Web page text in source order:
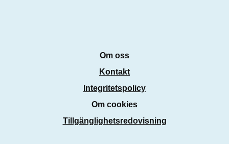
Om oss
Kontakt
Integritetspolicy
Om cookies
Tillgänglighetsredovisning